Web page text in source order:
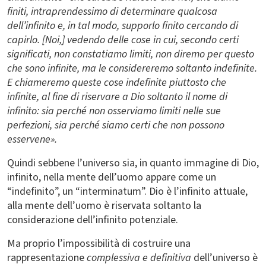
finiti, intraprendessimo di determinare qualcosa
dell’infinito e, in tal modo, supporlo finito cercando di
capirlo. [Noi,] vedendo delle cose in cui, secondo certi
significati, non constatiamo limiti, non diremo per questo
che sono infinite, ma le considereremo soltanto indefinite.
E chiameremo queste cose indefinite piuttosto che
infinite, al fine di riservare a Dio soltanto il nome di
infinito: sia perché non osserviamo limiti nelle sue
perfezioni, sia perché siamo certi che non possono
esservene».
Quindi sebbene l’universo sia, in quanto immagine di Dio,
infinito, nella mente dell’uomo appare come un
“indefinito”, un “interminatum”. Dio è l’infinito attuale,
alla mente dell’uomo è riservata soltanto la
considerazione dell’infinito potenziale.
Ma proprio l’impossibilità di costruire una
rappresentazionecomplessiva e definitiva dell’universo è